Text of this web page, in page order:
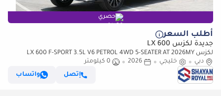
حصري
أطلب السعر
جديدة لكزس LX 600
لكزس LX 600 F-SPORT 3.5L V6 PETROL 4WD 5-SEATER AT 2026MY
دبي
خليجي 2026
0 كيلومتر
إتصل
واتساب